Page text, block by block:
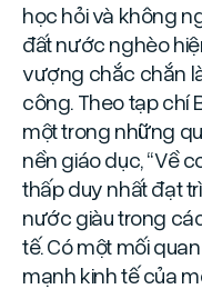
học hỏi và không
đất nước nghèo
vượng chắc chắn
công. Theo tạp chí
một trong những
nền giáo dục, “Về
thấp duy nhất đạt
nước giàu trong
tế. Có một mối
mạnh kinh tế của